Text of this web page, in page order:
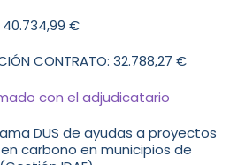
40.734,99 €
CONTRATO: 32.788,27 €
con el adjudicatario
DUS de ayudas a proyectos
carbono en municipios de